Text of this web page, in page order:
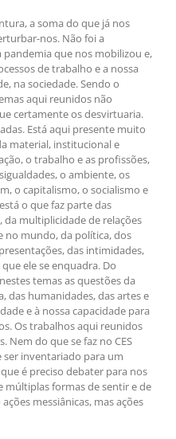
a soma do que já nos
nos. Não foi a
que nos mobilizou e,
de trabalho e a nossa
na sociedade. Sendo o
aqui reunidos não
certamente os desvirtuaria.
Está aqui presente muito
material, institucional e
o trabalho e as profissões,
o ambiente, os
o capitalismo, o socialismo e
o que faz parte das
da multiplicidade de relações
no mundo, da política, dos
das intimidades,
ele se enquadra. Do
temas as questões da
das humanidades, das artes e
e à nossa capacidade para
Os trabalhos aqui reunidos
Nem do que se faz no CES
inventariado para um
é preciso debater para nos
múltiplas formas de sentir e de
messiânicas, mas ações